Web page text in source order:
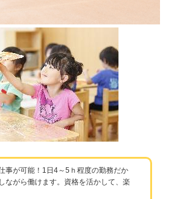
事が可能！1日4～5ｈ程度の勤務だか
ながら働けます。資格を活かして、楽